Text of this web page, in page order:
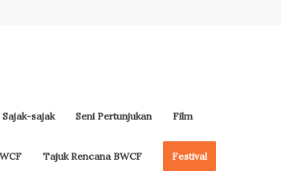
Sajak-sajak Seni Pertunjukan Film
Tajuk Rencana BWCF Festival